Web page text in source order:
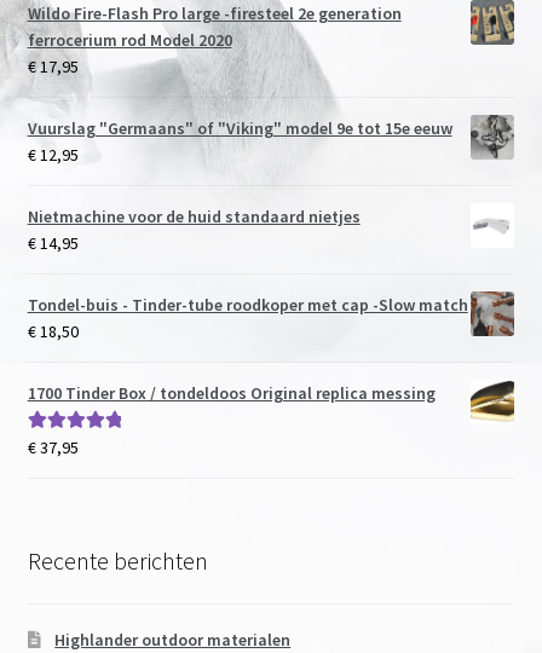
Wildo Fire-Flash Pro large -firesteel 2e generation
ferrocerium rod Model 2020
€17,95
Vuurslag "Germaans" of "Viking" model 9e tot 15e eeuw
€12,95
Nietmachine voor de huid standaard nietjes
€14,95
Tondel-buis - Tinder-tube roodkoper met cap -Slow match
€18,50
1700 Tinder Box / tondeldoos Original replica messing
Gewaardeerd
€37,95
Recente berichten
Highlander outdoor materialen